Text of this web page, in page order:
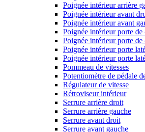
Poignée intérieur arrière
Poignée intérieur avant
Poignée intérieur avant
Poignée intérieur porte
Poignée intérieur porte
Poignée intérieur porte
Poignée intérieur porte
Pommeau de vitesses
Potentiomètre de pédale
Régulateur de vitesse
Rétroviseur intérieur
Serrure arrière droit
Serrure arrière gauche
Serrure avant droit
Serrure avant gauche